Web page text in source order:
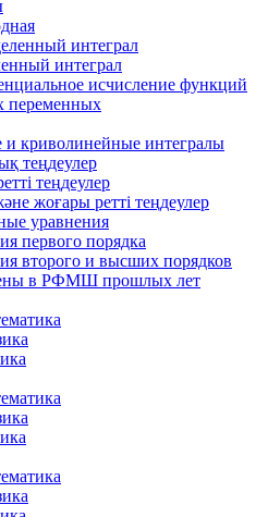
интеграл
интеграл
исчисление функций
переменных
и криволинейные интегралы
теңдеулер
теңдеулер
жоғары ретті теңдеулер
уравнения
первого порядка
второго и высших порядков
в РФМШ прошлых лет